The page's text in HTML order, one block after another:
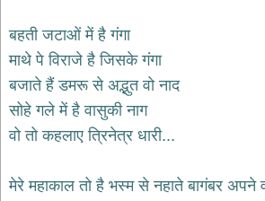
bhajans
हनुमान
भजन
hanuman
bhajans
साईं
bhajans
बहती जटाओं में है गंगा
माथे पे विराजे है जिसके गंगा
बजाते हैं डमरू से अद्भुत वो नाद
सोहे गले में है वासुकी नाग
वो तो कहलाए त्रिनेत्र धारी...
मेरे महाकाल तो है भस्म से नहाते बागंबर अपने